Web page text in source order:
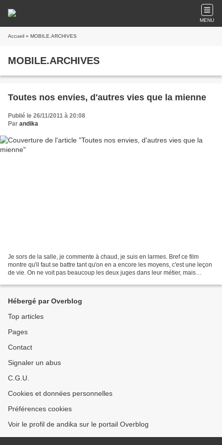
MENU
Accueil » MOBILE.ARCHIVES
MOBILE.ARCHIVES
Toutes nos envies, d'autres vies que la mienne
Publié le 26/11/2011 à 20:08
Par andika
Je sors de la salle, je commente à chaud, je suis en larmes. Bref ce film
montre qu'il faut se battre tant qu'on en a encore les moyens, c'est une leçon
de vie. On ne voit pas beaucoup les deux juges dans leur métier, mais
Hébergé par Overblog
Top articles
Pages
Contact
Signaler un abus
C.G.U.
Cookies et données personnelles
Préférences cookies
Voir le profil de andika sur le portail Overblog